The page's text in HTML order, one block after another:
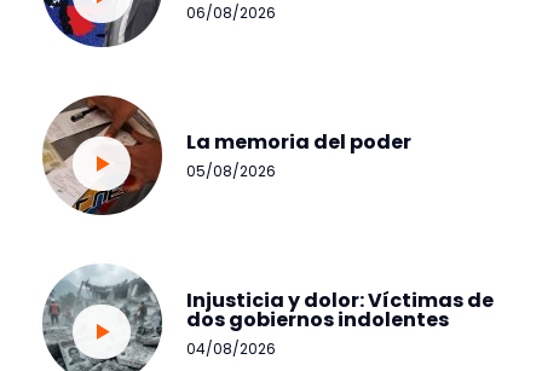
06/08/2026
La memoria del poder
05/08/2026
Injusticia y dolor: Víctimas de
dos gobiernos indolentes
04/08/2026